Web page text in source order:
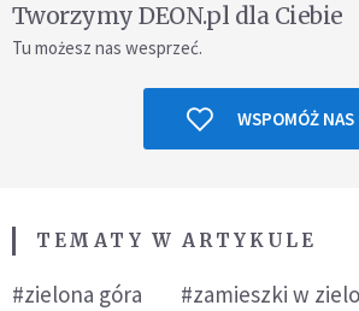
Tworzymy DEON.pl dla Ciebie
Tu możesz nas wesprzeć.
WSPOMÓŻ NAS
TEMATY W ARTYKULE
#zielona góra #zamieszki w